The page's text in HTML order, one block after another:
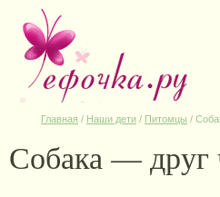
Главная / Наши дети / Питомцы /
Собака — друг